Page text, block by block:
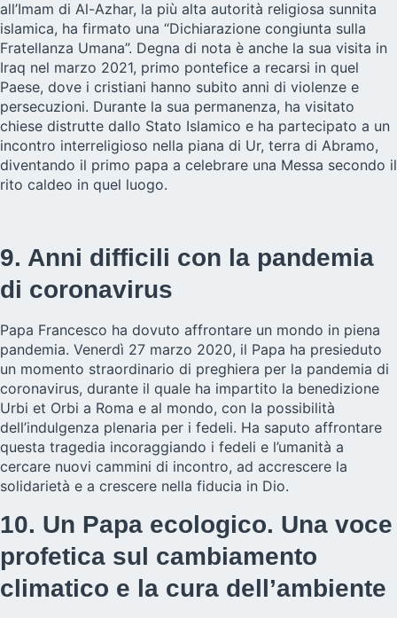
all’Imam di Al-Azhar, la più alta autorità religiosa sunnita
islamica, ha firmato una “Dichiarazione congiunta sulla
Fratellanza Umana”. Degna di nota è anche la sua visita in
Iraq nel marzo 2021, primo pontefice a recarsi in quel
Paese, dove i cristiani hanno subito anni di violenze e
persecuzioni. Durante la sua permanenza, ha visitato
chiese distrutte dallo Stato Islamico e ha partecipato a un
incontro interreligioso nella piana di Ur, terra di Abramo,
diventando il primo papa a celebrare una Messa secondo il
rito caldeo in quel luogo.
9. Anni difficili con la pandemia
di coronavirus
Papa Francesco ha dovuto affrontare un mondo in piena
pandemia. Venerdì 27 marzo 2020, il Papa ha presieduto
un momento straordinario di preghiera per la pandemia di
coronavirus, durante il quale ha impartito la benedizione
Urbi et Orbi a Roma e al mondo, con la possibilità
dell’indulgenza plenaria per i fedeli. Ha saputo affrontare
questa tragedia incoraggiando i fedeli e l’umanità a
cercare nuovi cammini di incontro, ad accrescere la
solidarietà e a crescere nella fiducia in Dio.
10. Un Papa ecologico. Una voce
profetica sul cambiamento
climatico e la cura dell’ambiente